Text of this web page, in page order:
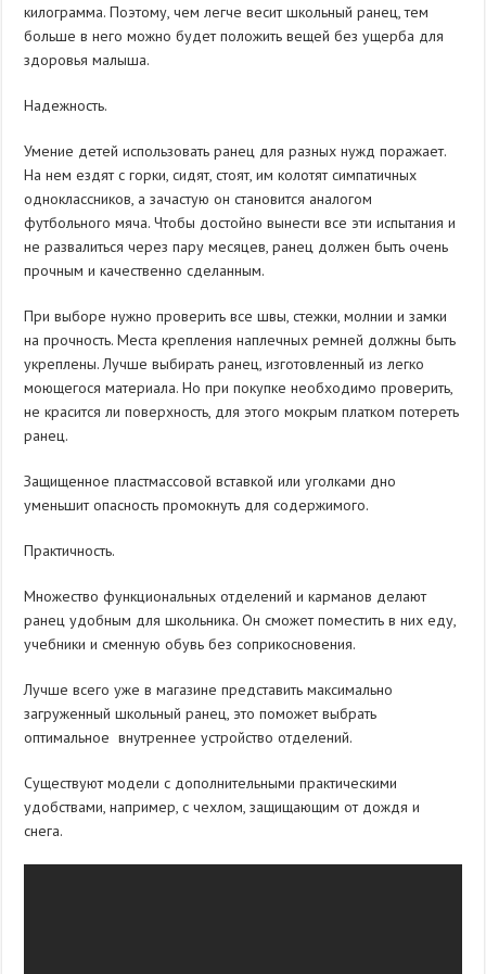
килограмма. Поэтому, чем легче весит школьный ранец, тем
больше в него можно будет положить вещей без ущерба для
здоровья малыша.
Надежность.
Умение детей использовать ранец для разных нужд поражает.
На нем ездят с горки, сидят, стоят, им колотят симпатичных
одноклассников, а зачастую он становится аналогом
футбольного мяча. Чтобы достойно вынести все эти испытания и
не развалиться через пару месяцев, ранец должен быть очень
прочным и качественно сделанным.
При выборе нужно проверить все швы, стежки, молнии и замки
на прочность. Места крепления наплечных ремней должны быть
укреплены. Лучше выбирать ранец, изготовленный из легко
моющегося материала. Но при покупке необходимо проверить,
не красится ли поверхность, для этого мокрым платком потереть
ранец.
Защищенное пластмассовой вставкой или уголками дно
уменьшит опасность промокнуть для содержимого.
Практичность.
Множество функциональных отделений и карманов делают
ранец удобным для школьника. Он сможет поместить в них еду,
учебники и сменную обувь без соприкосновения.
Лучше всего уже в магазине представить максимально
загруженный школьный ранец, это поможет выбрать
оптимальное внутреннее устройство отделений.
Существуют модели с дополнительными практическими
удобствами, например, с чехлом, защищающим от дождя и
снега.